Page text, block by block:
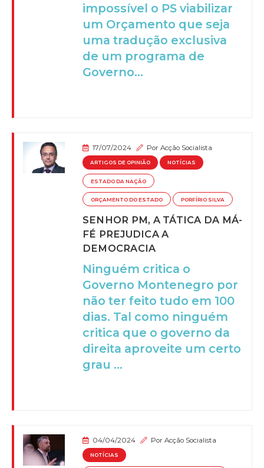
impossível o PS viabilizar
um Orçamento que seja
uma tradução exclusiva
de um programa de
Governo...
17/07/2024 PorAcção Socialista
ARTIGOS DE OPINIÃO NOTÍCIAS
ESTADO DA NAÇÃO
ORÇAMENTO DO ESTADO PORFÍRIO SILVA
SENHOR PM, A TÁTICA DA MÁ-
FÉ PREJUDICA A
DEMOCRACIA
Ninguém critica o
Governo Montenegro por
não ter feito tudo em 100
dias. Tal como ninguém
critica que o governo da
direita aproveite um certo
grau ...
04/04/2024 PorAcção Socialista
NOTÍCIAS